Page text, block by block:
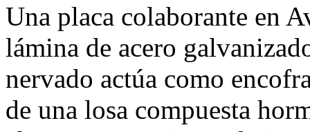
Una placa colaborante en
lámina de acero
nervado actúa como
de una losa compuesta